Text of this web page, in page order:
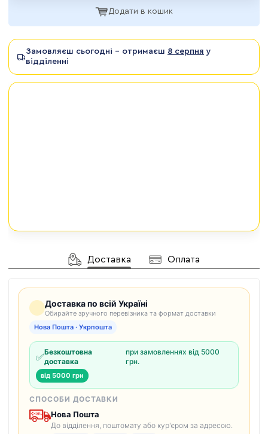
Додати в кошик
Замовляєш сьогодні - отримаєш 8 серпня у
відділенні
Доставка Оплата
Доставка по всій Україні
Обирайте зручного перевізника та формат доставки
Нова Пошта · Укрпошта
✅Безкоштовна
доставка
при замовленнях від 5000
грн.
від 5000 грн
СПОСОБИ ДОСТАВКИ
Нова Пошта
До відділення, поштомату або кур'єром за адресою.